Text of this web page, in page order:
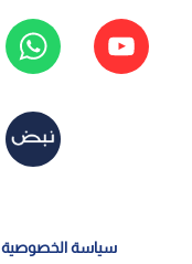
سياسة الخصوصية